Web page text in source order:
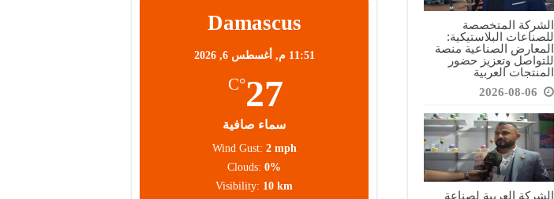
الشركة المتخصصة
للصناعات البلاستيكية:
المعارض الصناعية منصة
للتواصل وتعزيز حضور
المنتجات العربية
2026-08-06
الشركة العربية لصناعة
Damascus
11:51 م, أغسطس 6, 2026
27
°C
سماء صافية
Wind Gust: 2 mph
Clouds: 0%
Visibility: 10 km